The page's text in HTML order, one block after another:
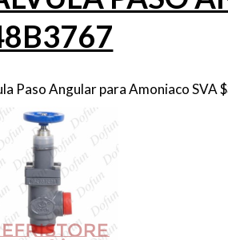
Paso Angular para Amoniaco SVA$